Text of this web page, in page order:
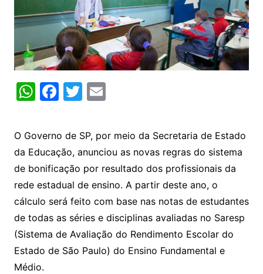
W
at
s
A
p
p
F
c
e
b
o
o
k
T
itt
er
E
ai
l
O Governo de SP, por meio da Secretaria de Estado
da Educação, anunciou as novas regras do sistema
de bonificação por resultado dos profissionais da
rede estadual de ensino. A partir deste ano, o
cálculo será feito com base nas notas de estudantes
de todas as séries e disciplinas avaliadas no Saresp
(Sistema de Avaliação do Rendimento Escolar do
Estado de São Paulo) do Ensino Fundamental e
Médio.